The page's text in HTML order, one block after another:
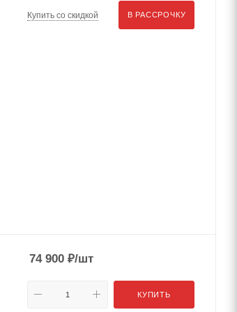
Купить со скидкой В РАССРОЧКУ
74 900 ₽/шт
КУПИТЬ